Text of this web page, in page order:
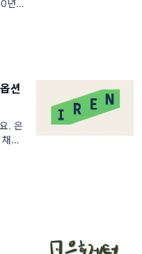
년물
았
션
. 은
굴
은 빠